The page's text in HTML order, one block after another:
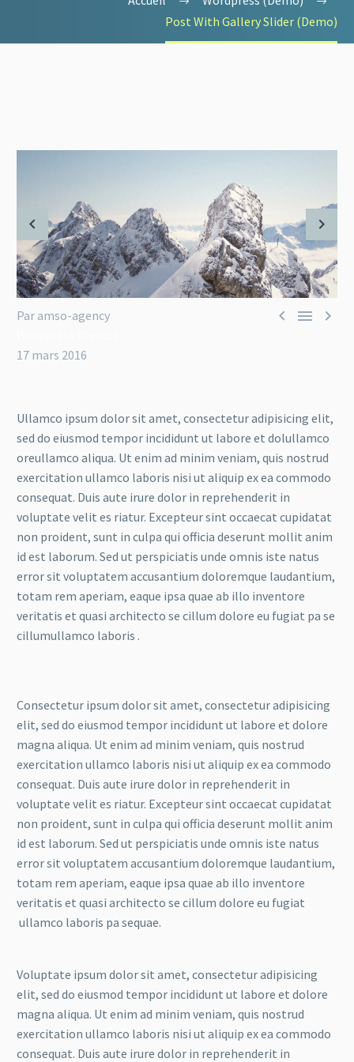
Post With Gallery Slider (Demo)
  
Par amso-agency
17 mars 2016
Ullamco ipsum dolor sit amet, consectetur adipisicing elit,
sed do eiusmod tempor incididunt ut labore et dolullamco
oreullamco aliqua. Ut enim ad minim veniam, quis nostrud
exercitation ullamco laboris nisi ut aliquip ex ea commodo
consequat. Duis aute irure dolor in reprehenderit in
voluptate velit es riatur. Excepteur sint occaecat cupidatat
non proident, sunt in culpa qui officia deserunt mollit anim
id est laborum. Sed ut perspiciatis unde omnis iste natus
error sit voluptatem accusantium doloremque laudantium,
totam rem aperiam, eaque ipsa quae ab illo inventore
veritatis et quasi architecto se cillum dolore eu fugiat pa se
cillumullamco laboris .
Consectetur ipsum dolor sit amet, consectetur adipisicing
elit, sed do eiusmod tempor incididunt ut labore et dolore
magna aliqua. Ut enim ad minim veniam, quis nostrud
exercitation ullamco laboris nisi ut aliquip ex ea commodo
consequat. Duis aute irure dolor in reprehenderit in
voluptate velit es riatur. Excepteur sint occaecat cupidatat
non proident, sunt in culpa qui officia deserunt mollit anim
id est laborum. Sed ut perspiciatis unde omnis iste natus
error sit voluptatem accusantium doloremque laudantium,
totam rem aperiam, eaque ipsa quae ab illo inventore
veritatis et quasi architecto se cillum dolore eu fugiat
ullamco laboris pa sequae.
Voluptate ipsum dolor sit amet, consectetur adipisicing
elit, sed do eiusmod tempor incididunt ut labore et dolore
magna aliqua. Ut enim ad minim veniam, quis nostrud
exercitation ullamco laboris nisi ut aliquip ex ea commodo
consequat. Duis aute irure dolor in reprehenderit in